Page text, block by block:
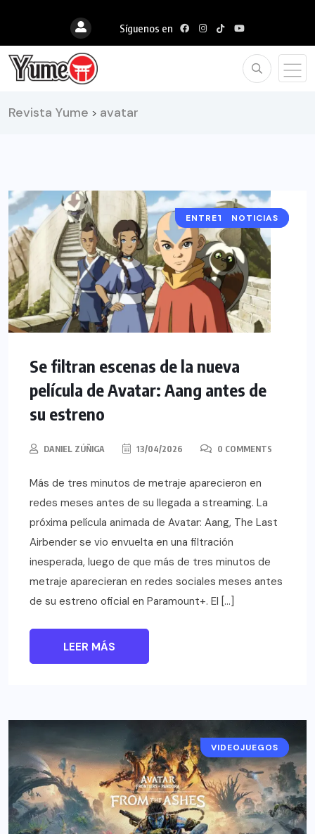
Síguenos en
Revista Yume > avatar
ENTRETENIMIENTO
NOTICIAS
Se filtran escenas de la nueva
película de Avatar: Aang antes de
su estreno
DANIEL ZÚÑIGA 13/04/2026 0 COMMENTS
Más de tres minutos de metraje aparecieron en
redes meses antes de su llegada a streaming. La
próxima película animada de Avatar: Aang, The Last
Airbender se vio envuelta en una filtración
inesperada, luego de que más de tres minutos de
metraje aparecieran en redes sociales meses antes
de su estreno oficial en Paramount+. El […]
LEER MÁS
NOTICIAS
VIDEOJUEGOS